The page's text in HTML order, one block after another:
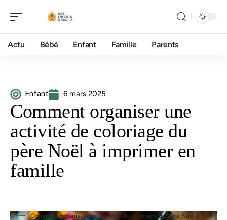
Actu Bébé Enfant Famille Parents
Enfant 6 mars 2025
Comment organiser une
activité de coloriage du
père Noël à imprimer en
famille
Comment organiser une activité de coloriage du père Noël à